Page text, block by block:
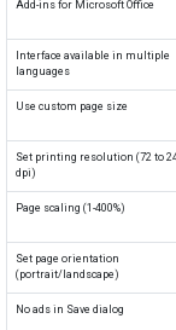
Add-ins for Microsoft Office
Interface available in multiple
languages
Use custom page size
Set printing resolution (72 to
dpi)
Page scaling (1-400%)
Set page orientation
(portrait/landscape)
No ads in Save dialog